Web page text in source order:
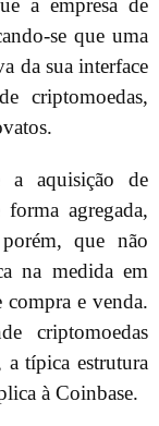
se que uma
da sua interface
criptomoedas,
a aquisição de
agregada,
que não
na medida em
e venda.
criptomoedas
a típica estrutura
à Coinbase.